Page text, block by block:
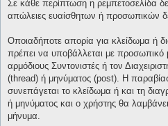
Σε κάθε περίπτωση η ρεμπετοσελίδα
απώλειες ευαίσθητων ή προσωπικών
Οποιαδήποτε απορία για κλείδωμα ή
πρέπει να υποβάλλεται με
αρμόδιους Συντονιστές ή τον
(thread) ή μηνύματος (post). Η
συνεπάγεται το κλείδωμα ή και τη
ή μηνύματος και ο χρήστης θα
μήνυμα.